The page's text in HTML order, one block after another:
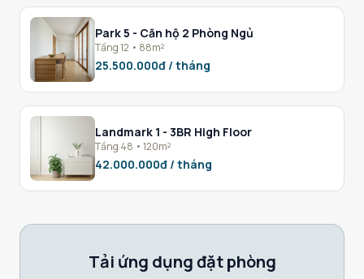
Park 5 - Căn hộ 2 Phòng Ngủ
Tầng 12 • 88m²
25.500.000đ / tháng
Landmark 1 - 3BR High Floor
Tầng 48 • 120m²
42.000.000đ / tháng
Tải ứng dụng đặt phòng